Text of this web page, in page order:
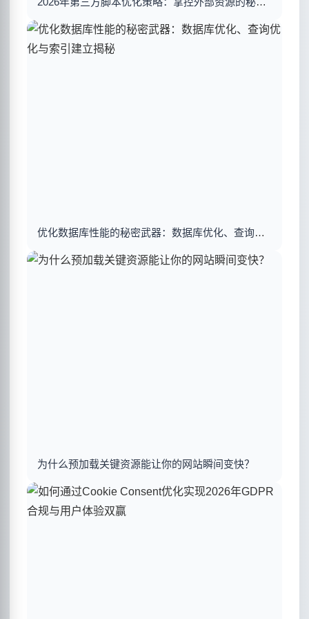
优化数据库性能的秘密武器：数据库优化、查询优化与索引建立揭秘
为什么预加载关键资源能让你的网站瞬间变快？